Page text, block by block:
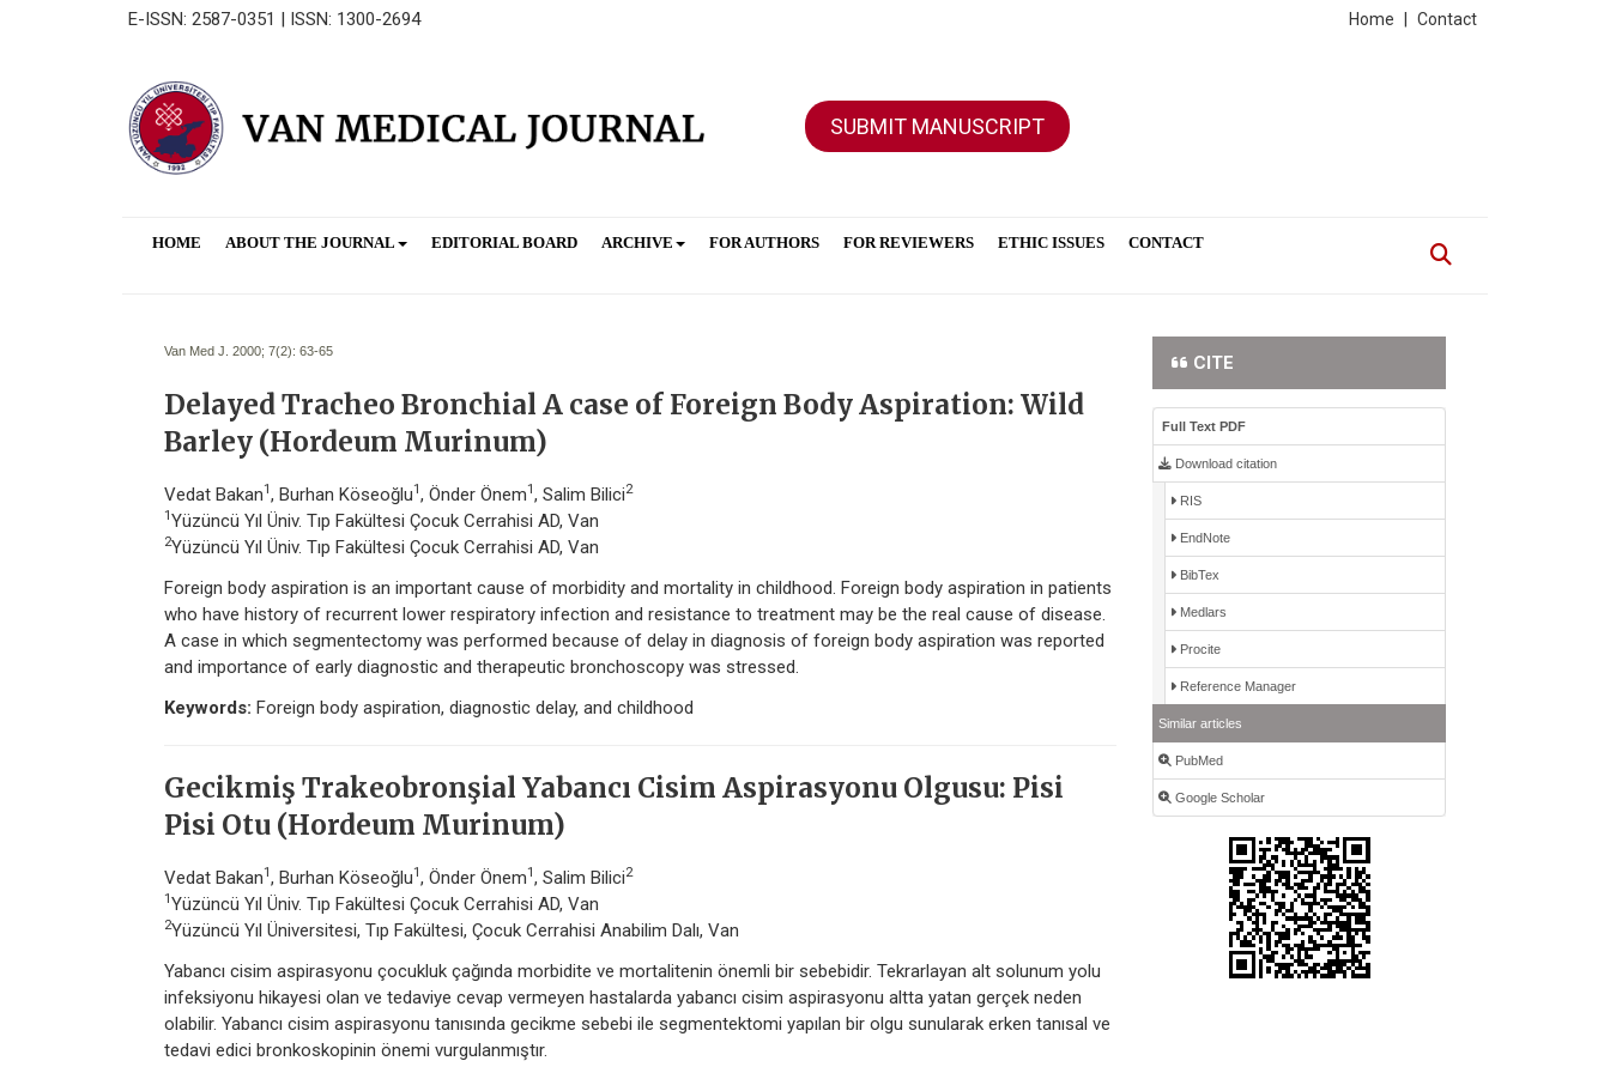
E-ISSN: 2587-0351 | ISSN: 1300-2694 Contact
Home
SUBMIT MANUSCRIPT
HOME ABOUT THE JOURNAL EDITORIAL BOARD ARCHIVE FOR AUTHORS FOR REVIEWERS ETHIC ISSUES CONTACT
Van Med J. 2000; 7(2): 63-65
Delayed Tracheo Bronchial A case of Foreign Body Aspiration: Wild
Barley (Hordeum Murinum)
Vedat Bakan1 , Burhan Köseoğlu1 , Önder Önem1 , Salim Bilici2
1 Yüzüncü Yıl Üniv. Tıp Fakültesi Çocuk Cerrahisi AD, Van
2Yüzüncü Yıl Üniv. Tıp Fakültesi Çocuk Cerrahisi AD, Van
Foreign body aspiration is an important cause of morbidity and mortality in childhood. Foreign body aspiration in patients
who have history of recurrent lower respiratory infection and resistance to treatment may be the real cause of disease.
A case in which segmentectomy was performed because of delay in diagnosis of foreign body aspiration was reported
and importance of early diagnostic and therapeutic bronchoscopy was stressed.
Keywords: Foreign body aspiration, diagnostic delay, and childhood
Gecikmiş Trakeobronşial Yabancı Cisim Aspirasyonu Olgusu: Pisi
Pisi Otu (Hordeum Murinum)
Vedat Bakan1 , Burhan Köseoğlu1 , Önder Önem1 , Salim Bilici2
1 Yüzüncü Yıl Üniv. Tıp Fakültesi Çocuk Cerrahisi AD, Van
2Yüzüncü Yıl Üniversitesi, Tıp Fakültesi, Çocuk Cerrahisi Anabilim Dalı, Van
Yabancı cisim aspirasyonu çocukluk çağında morbidite ve mortalitenin önemli bir sebebidir. Tekrarlayan alt solunum yolu
infeksiyonu hikayesi olan ve tedaviye cevap vermeyen hastalarda yabancı cisim aspirasyonu altta yatan gerçek neden
olabilir. Yabancı cisim aspirasyonu tanısında gecikme sebebi ile segmentektomi yapılan bir olgu sunularak erken tanısal ve
tedavi edici bronkoskopinin önemi vurgulanmıştır.
CITE
Full Text PDF
Download citation
RIS
EndNote
BibTex
Medlars
Procite
Reference Manager
Similar articles
PubMed
Google Scholar